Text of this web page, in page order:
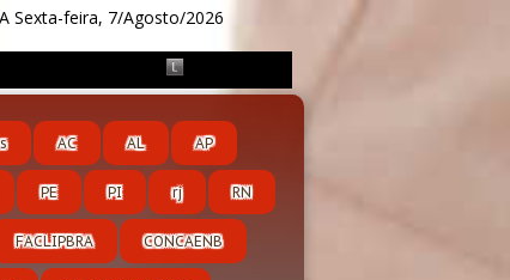
Sexta-feira, 7/Agosto/2026
AC AL AP
PE PI rj RN
FACLIPBRA CONCAENB